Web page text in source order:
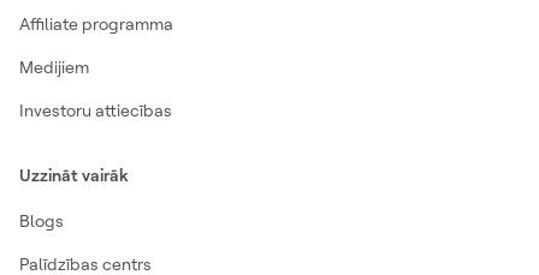
Affiliate programma
Medijiem
Investoru attiecības
Uzzināt vairāk
Blogs
Palīdzības centrs